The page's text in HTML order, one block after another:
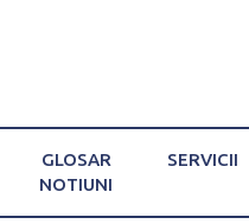
GLOSAR
NOTIUNI
SERVICII